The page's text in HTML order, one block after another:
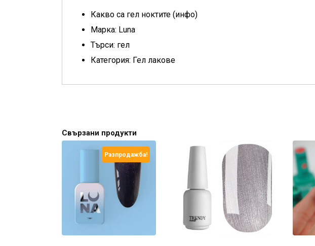
Какво са гел ноктите (инфо)
Марка: Luna
Търси: гел
Категория: Гел лакове
Свързани продукти
Разпродажба!